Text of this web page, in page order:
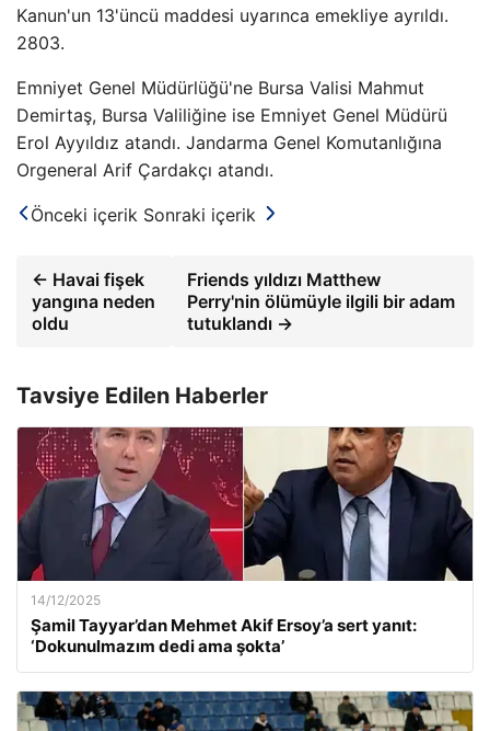
Kanun'un 13'üncü maddesi uyarınca emekliye ayrıldı.
2803.
Emniyet Genel Müdürlüğü'ne Bursa Valisi Mahmut
Demirtaş, Bursa Valiliğine ise Emniyet Genel Müdürü
Erol Ayyıldız atandı. Jandarma Genel Komutanlığına
Orgeneral Arif Çardakçı atandı.
Önceki içerik Sonraki içerik
← Havai fişek
yangına neden
oldu
Friends yıldızı Matthew
Perry'nin ölümüyle ilgili bir adam
tutuklandı →
Tavsiye Edilen Haberler
14/12/2025
Şamil Tayyar’dan Mehmet Akif Ersoy’a sert yanıt:
‘Dokunulmazım dedi ama şokta’